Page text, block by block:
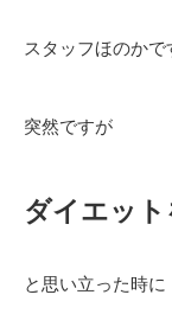
スタッフほのかで
突然ですが
ダイエット
と思い立った時に